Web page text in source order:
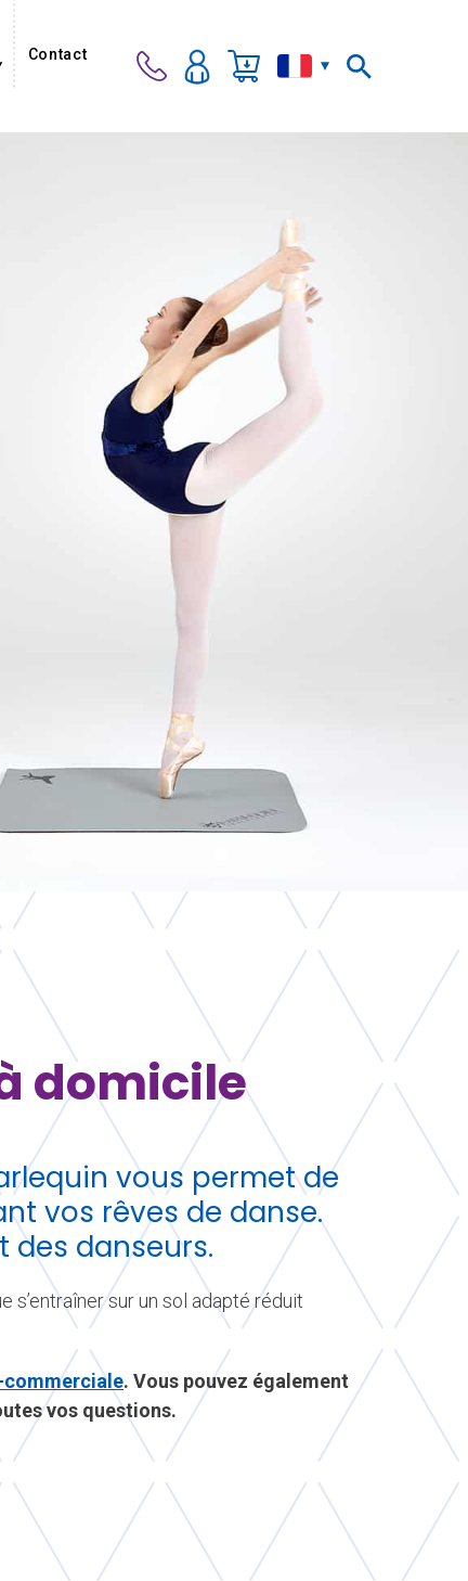
Contact
domicile
vous permet de
vos rêves de danse.
des danseurs.
s’entraîner sur un sol adapté réduit
. Vous pouvez également
vos questions.